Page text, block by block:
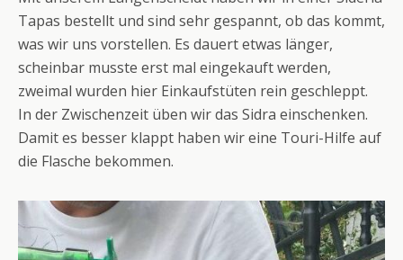
Tapas bestellt und sind sehr gespannt, ob das kommt,
was wir uns vorstellen. Es dauert etwas länger,
scheinbar musste erst mal eingekauft werden,
zweimal wurden hier Einkaufstüten rein geschleppt.
In der Zwischenzeit üben wir das Sidra einschenken.
Damit es besser klappt haben wir eine Touri-Hilfe auf
die Flasche bekommen.